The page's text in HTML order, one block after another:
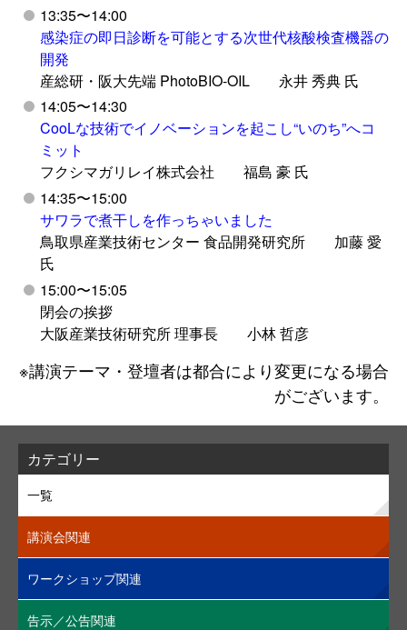
13:35〜14:00
感染症の即日診断を可能とする次世代核酸検査機器の
開発
産総研・阪大先端 PhotoBIO-OIL 永井 秀典 氏
14:05〜14:30
CooLな技術でイノベーションを起こし“いのち”へコ
ミット
フクシマガリレイ株式会社 福島 豪 氏
14:35〜15:00
サワラで煮干しを作っちゃいました
鳥取県産業技術センター 食品開発研究所 加藤 愛
氏
15:00〜15:05
閉会の挨拶
大阪産業技術研究所 理事長 小林 哲彦
※講演テーマ・登壇者は都合により変更になる場合
がございます。
カテゴリー
一覧
講演会関連
ワークショップ関連
告示／公告関連